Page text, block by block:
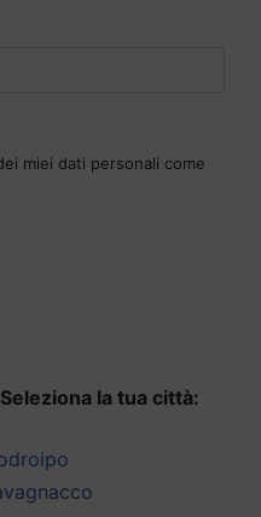
miei dati personali come
la tua città: